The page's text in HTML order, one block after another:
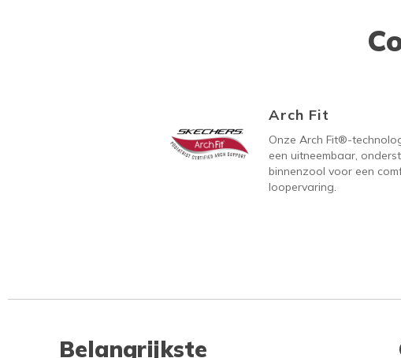
Arch Fit
Onze Arch Fit®-
een uitneembaar,
binnenzool voor een
loopervaring.
Belangrijkste